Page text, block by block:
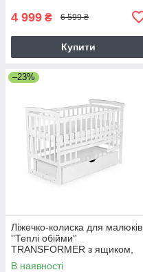
4 999 ₴ 6 599 ₴
Купити
–23%
Ліжечко-колиска для малюків
''Теплі обійми''
TRANSFORMER з ящиком,
білий
В наявності